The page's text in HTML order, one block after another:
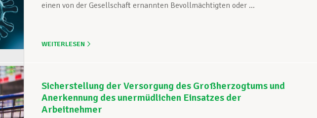
einen von der Gesellschaft ernannten Bevollmächtigten oder ...
WEITERLESEN
Sicherstellung der Versorgung des Großherzogtums und
Anerkennung des unermüdlichen Einsatzes der
Arbeitnehmer